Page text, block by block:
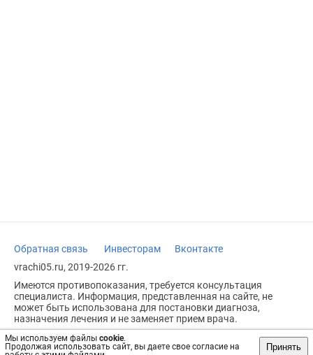
Мы используем файлы cookie.
Продолжая использовать сайт, вы даете свое согласие на
Принять
Обратная связь Инвесторам
Вконтакте
vrachi05.ru, 2019-2026 гг.
Имеются противопоказания, требуется консультация
специалиста. Информация, представленная на сайте, не
может быть использована для постановки диагноза,
назначения лечения и не заменяет прием врача.
Возрастное ограничение: 18+